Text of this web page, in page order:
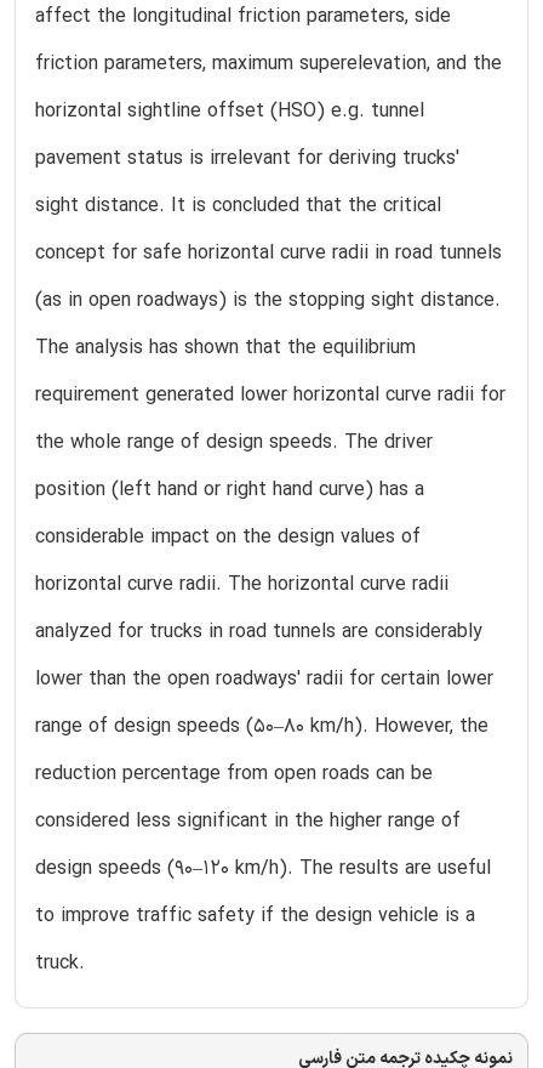
affect the longitudinal friction parameters, side
friction parameters, maximum superelevation, and the
horizontal sightline offset (HSO) e.g. tunnel
pavement status is irrelevant for deriving trucks'
sight distance. It is concluded that the critical
concept for safe horizontal curve radii in road tunnels
(as in open roadways) is the stopping sight distance.
The analysis has shown that the equilibrium
requirement generated lower horizontal curve radii for
the whole range of design speeds. The driver
position (left hand or right hand curve) has a
considerable impact on the design values of
horizontal curve radii. The horizontal curve radii
analyzed for trucks in road tunnels are considerably
lower than the open roadways' radii for certain lower
range of design speeds (50–80 km/h). However, the
reduction percentage from open roads can be
considered less significant in the higher range of
design speeds (90–120 km/h). The results are useful
to improve traffic safety if the design vehicle is a
truck.
نمونه چکیده ترجمه متن فارسی